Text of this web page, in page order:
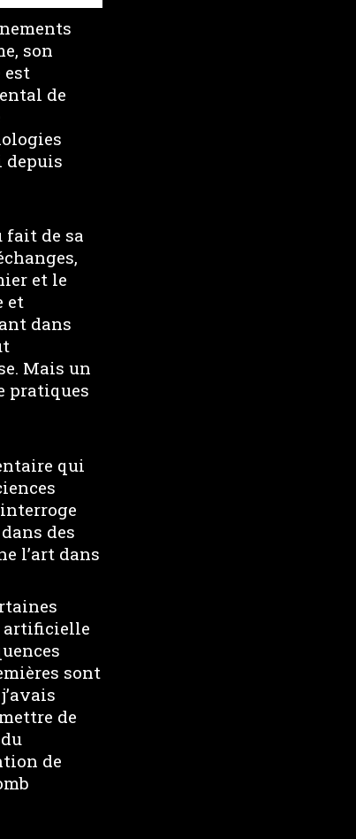
son
est
de
depuis
fait de sa
et le
et
dans
Mais un
pratiques
qui
des
l’art dans
artificielle
sont
de
de